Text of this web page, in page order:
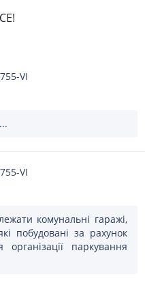
VI
VI
комунальні гаражі,
побудовані за рахунок
паркування